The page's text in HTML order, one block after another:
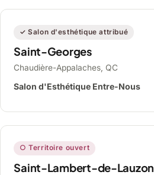
✓ Salon d'esthétique attribué
Saint-Georges
Chaudière-Appalaches, QC
Salon d'Esthétique Entre-Nous
○ Territoire ouvert
Saint-Lambert-de-Lauzon